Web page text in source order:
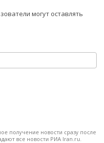
могут оставлять
получение новости сразу после
все новости РИА Iran.ru.